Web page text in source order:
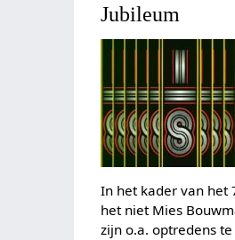
Jubileum
In het kader van
het niet Mies
zijn o.a. optredens